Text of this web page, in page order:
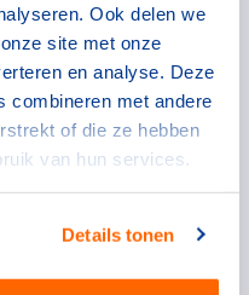
Ook delen we
site met onze
en analyse. Deze
combineren met andere
of die ze hebben
van hun services.
Details tonen
tool van JOGG
stap aan de slag
Een